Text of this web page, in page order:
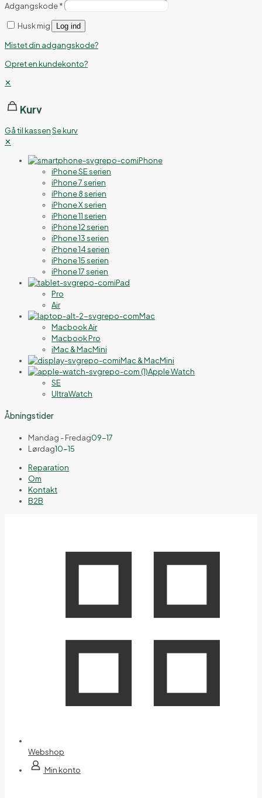
Adgangskode*
Husk mig Log ind
Mistet din adgangskode?
Opret en kundekonto?
✕
Kurv
Gå til kassenSe kurv
✕
iPhone
iPhone SE serien
iPhone 7 serien
iPhone 8 serien
iPhone X serien
iPhone 11 serien
iPhone 12 serien
iPhone 13 serien
iPhone 14 serien
iPhone 15 serien
iPhone 17 serien
iPad
Pro
Air
Mac
Macbook Air
Macbook Pro
iMac & MacMini
iMac & MacMini
Apple Watch
SE
UltraWatch
Åbningstider
Mandag - Fredag09-17
Lørdag10-15
Reparation
Om
Kontakt
B2B
Webshop
Min konto